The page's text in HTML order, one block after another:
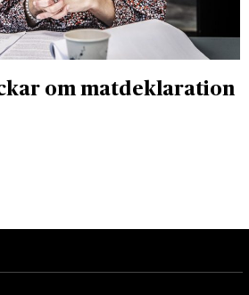
om matdeklaration